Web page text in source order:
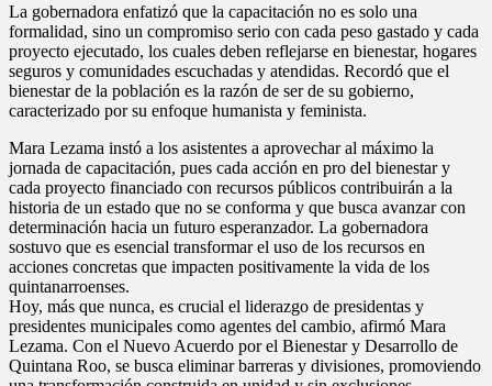
La gobernadora enfatizó que la capacitación no es solo una
formalidad, sino un compromiso serio con cada peso gastado y cada
proyecto ejecutado, los cuales deben reflejarse en bienestar, hogares
seguros y comunidades escuchadas y atendidas. Recordó que el
bienestar de la población es la razón de ser de su gobierno,
caracterizado por su enfoque humanista y feminista.
Mara Lezama instó a los asistentes a aprovechar al máximo la
jornada de capacitación, pues cada acción en pro del bienestar y
cada proyecto financiado con recursos públicos contribuirán a la
historia de un estado que no se conforma y que busca avanzar con
determinación hacia un futuro esperanzador. La gobernadora
sostuvo que es esencial transformar el uso de los recursos en
acciones concretas que impacten positivamente la vida de los
quintanarroenses.
Hoy, más que nunca, es crucial el liderazgo de presidentas y
presidentes municipales como agentes del cambio, afirmó Mara
Lezama. Con el Nuevo Acuerdo por el Bienestar y Desarrollo de
Quintana Roo, se busca eliminar barreras y divisiones, promoviendo